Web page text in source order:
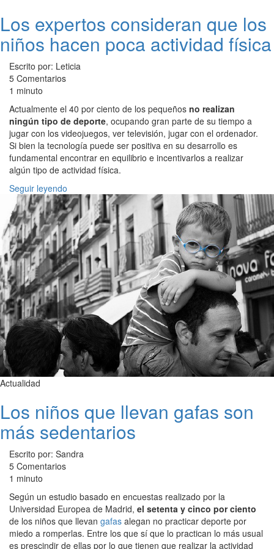
Los expertos consideran que los
niños hacen poca actividad física
Escrito por: Leticia
5 Comentarios
1 minuto
Actualmente el 40 por ciento de los pequeños no realizan
ningún tipo de deporte, ocupando gran parte de su tiempo a
jugar con los videojuegos, ver televisión, jugar con el ordenador.
Si bien la tecnología puede ser positiva en su desarrollo es
fundamental encontrar en equilibrio e incentivarlos a realizar
algún tipo de actividad física.
Seguir leyendo
Actualidad
Los niños que llevan gafas son
más sedentarios
Escrito por: Sandra
5 Comentarios
1 minuto
Según un estudio basado en encuestas realizado por la
Universidad Europea de Madrid, el setenta y cinco por ciento
de los niños que llevan gafas alegan no practicar deporte por
miedo a romperlas. Entre los que sí que lo practican lo más usual
es prescindir de ellas por lo que tienen que realizar la actividad